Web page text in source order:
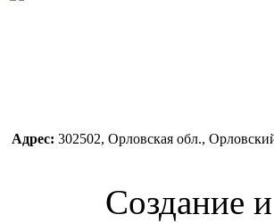
Адрес: 302502, Орловская обл.,
Создание